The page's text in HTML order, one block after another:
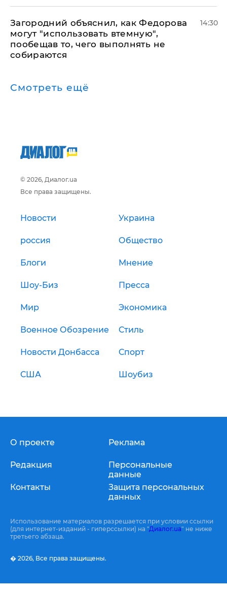
Загородний объяснил, как Федорова
могут "использовать втемную",
пообещав то, чего выполнять не
собираются
14:30
Смотреть ещё
© 2026, Диалог.ua
Все права защищены.
Новости Украина
россия Общество
Блоги Мнение
Шоу-Биз Пресса
Мир Экономика
Военное Обозрение Стиль
Новости Донбасса Спорт
США Шоубиз
О проекте
Редакция
Контакты
Реклама
Персональные
данные
Защита персональных
данных
Использование материалов разрешается при условии ссылки
(для интернет-изданий - гиперссылки) на "Диалог.ua" не ниже
третьего абзаца.
� 2026, Все права защищены.